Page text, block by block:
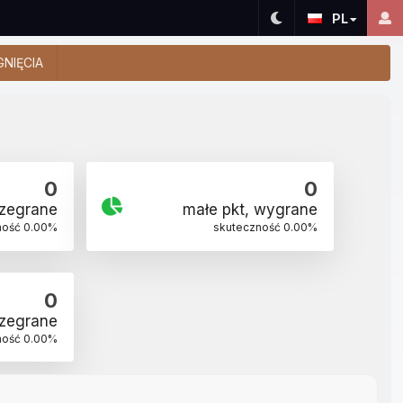
PL
0
0.00%
0
małe pkt, wygrane
skuteczność 0.00%
0
0.00%